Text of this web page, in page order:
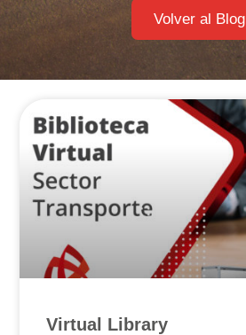
Volver al Blog
Virtual Library